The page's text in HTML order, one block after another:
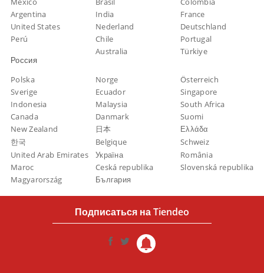
Argentina
India
France
United States
Nederland
Deutschland
Perú
Chile
Portugal
Россия
Australia Türkiye
Polska Norge
Österreich
Sverige
Ecuador
Singapore
Indonesia
Malaysia
South Africa
Canada
Danmark
Suomi
New Zealand
日本
Ελλάδα
한국
Belgique
Schweiz
United Arab Emirates
Україна
România
Maroc
Ceská republika
Slovenská republika
Magyarország
България
Подписаться на Tiendeo